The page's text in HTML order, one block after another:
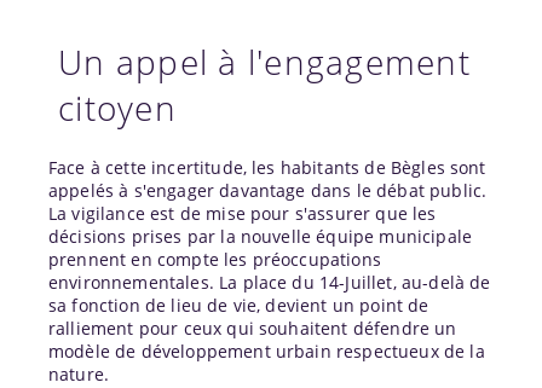
Un appel à l'engagement
citoyen
Face à cette incertitude, les habitants de Bègles sont
appelés à s'engager davantage dans le débat public.
La vigilance est de mise pour s'assurer que les
décisions prises par la nouvelle équipe municipale
prennent en compte les préoccupations
environnementales. La place du 14-Juillet, au-delà de
sa fonction de lieu de vie, devient un point de
ralliement pour ceux qui souhaitent défendre un
modèle de développement urbain respectueux de la
nature.